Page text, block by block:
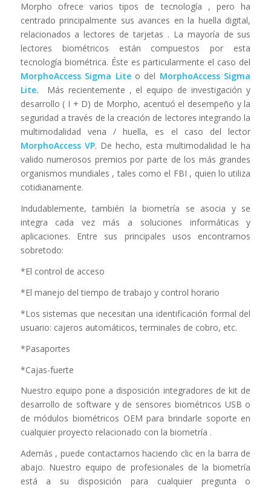
Morpho ofrece varios tipos de tecnología , pero ha
centrado principalmente sus avances en la huella digital,
relacionados a lectores de tarjetas . La mayoría de sus
lectores biométricos están compuestos por esta
tecnología biométrica. Éste es particularmente el caso del
MorphoAccess Sigma Liteo del MorphoAccess Sigma
Lite.
Más recientemente , el equipo de investigación y
desarrollo ( I + D) de Morpho, acentuó el desempeño y la
seguridad a través de la creación de lectores integrando la
multimodalidad vena / huella, es el caso del lector
MorphoAccess VP. De hecho, esta multimodalidad le ha
valido numerosos premios por parte de los más grandes
organismos mundiales , tales como el FBI , quien lo utiliza
cotidianamente.
Indudablemente, también la biometría se asocia y se
integra cada vez más a soluciones informáticas y
aplicaciones. Entre sus principales usos encontramos
sobretodo:
*El control de acceso
*El manejo del tiempo de trabajo y control horario
*Los sistemas que necesitan una identificación formal del
usuario: cajeros automáticos, terminales de cobro, etc.
*Pasaportes
*Cajas-fuerte
Nuestro equipo pone a disposición integradores de kit de
desarrollo de software y de sensores biométricos USB o
de módulos biométricos OEM para brindarle soporte en
cualquier proyecto relacionado con la biometría .
Además , puede contactarnos haciendo clic en la barra de
abajo. Nuestro equipo de profesionales de la biometría
está a su disposición para cualquier pregunta o